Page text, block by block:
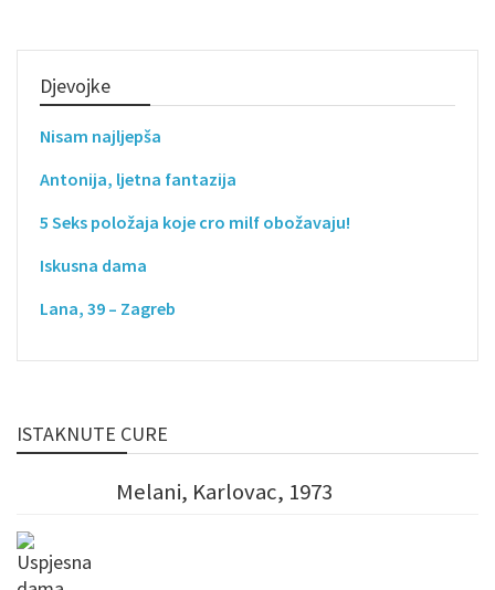
Djevojke
Nisam najljepša
Antonija, ljetna fantazija
5 Seks položaja koje cro milf obožavaju!
Iskusna dama
Lana, 39 – Zagreb
ISTAKNUTE CURE
Melani, Karlovac, 1973